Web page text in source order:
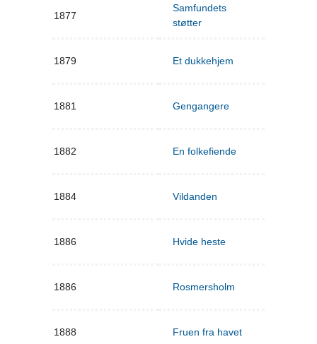
1877
Samfundets
støtter
1879 Et dukkehjem
1881 Gengangere
1882 En folkefiende
1884 Vildanden
1886 Hvide heste
1886 Rosmersholm
1888 Fruen fra havet